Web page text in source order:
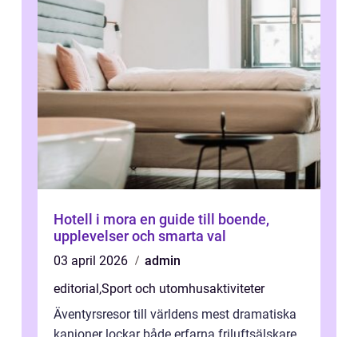
Hotell i mora en guide till boende,
upplevelser och smarta val
03 april 2026
admin
editorial ,Sport och utomhusaktiviteter
Äventyrsresor till världens mest dramatiska